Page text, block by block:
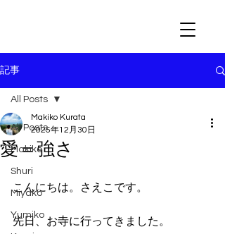
記事
All Posts
Makiko
Shuri
Miyako
Yumiko
All Posts
愛＝強さ
Makiko Kurata
2025年12月30日
こんにちは。さえこです。
先日、お寺に行ってきました。